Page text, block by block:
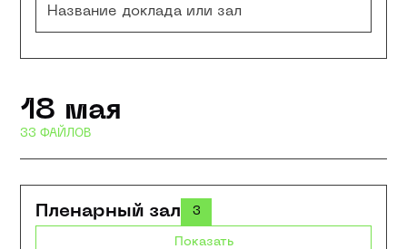
18 мая
33 ФАЙЛОВ
Пленарный зал 3
Показать